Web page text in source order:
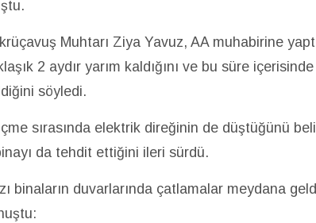
Muhtarı Ziya Yavuz, AA muhabirine
2 aydır yarım kaldığını ve bu süre
söyledi.
sırasında elektrik direğinin de düştüğünü
da tehdit ettiğini ileri sürdü.
binaların duvarlarında çatlamalar meydana